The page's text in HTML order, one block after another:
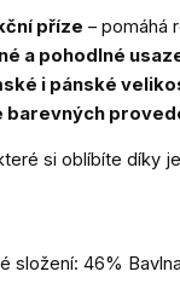
příze – pomáhá
a pohodlné
i pánské
barevných
si oblíbíte díky
složení: 46%